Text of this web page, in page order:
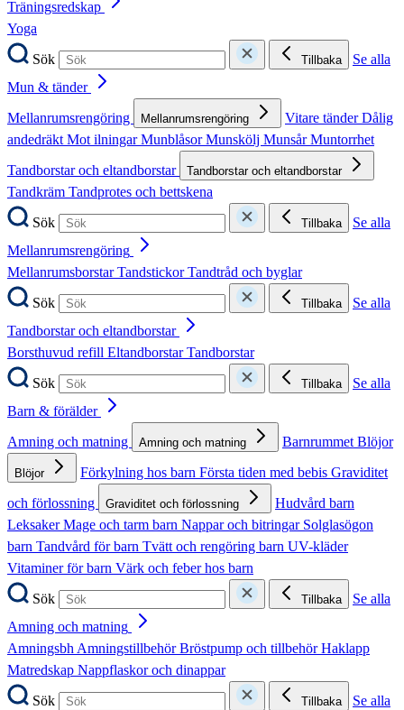
Träningsredskap
Yoga
Sök
Tillbaka
Se alla
Mun & tänder
Mellanrumsrengöring
Mellanrumsrengöring Vitare tänderDålig
andedräktMot ilningarMunblåsorMunskölj MunsårMuntorrhet
Tandborstar och eltandborstar
Tandborstar och eltandborstar
Tandkräm Tandprotes och bettskena
Sök
Tillbaka
Se alla
Mellanrumsrengöring
MellanrumsborstarTandstickorTandtråd och byglar
Sök
Tillbaka
Se alla
Tandborstar och eltandborstar
Borsthuvud refill EltandborstarTandborstar
Sök
Tillbaka
Se alla
Barn & förälder
Amning och matning
Amning och matning BarnrummetBlöjor
Blöjor Förkylning hos barn Första tiden med bebis Graviditet
och förlossning
Graviditet och förlossning
Hudvård barn
LeksakerMage och tarm barn Nappar och bitringar Solglasögon
barn Tandvård för barn Tvätt och rengöring barn UV-kläder
Vitaminer för barn Värk och feber hos barn
Sök
Tillbaka
Se alla
Amning och matning
AmningsbhAmningstillbehörBröstpump och tillbehörHaklapp
Matredskap Nappflaskor och dinappar
Sök
Tillbaka
Se alla